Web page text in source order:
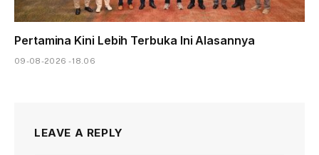
Pertamina Kini Lebih Terbuka Ini Alasannya
09-08-2026 - 18.06
LEAVE A REPLY